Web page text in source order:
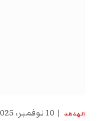
الهدهد 10 نوفمبر، 2025